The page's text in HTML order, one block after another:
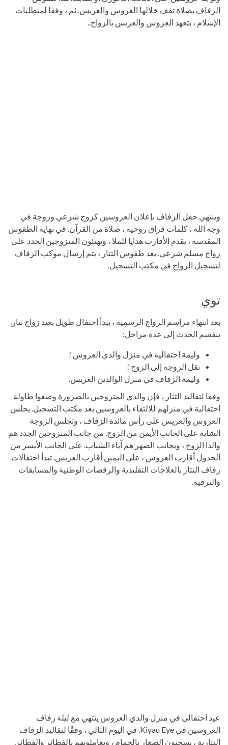
الزفاف بصلاة تقف خلالها العروس والعريس. ثم ، وفقا لمتطلبات
الإسلام ، يتعهد العروس والعريس بالزواج..
وينتهي حفل الزفاف بإعلان العروسين كزوج شرعي وزوجة في
وجه الله ، كلمات فراق روحية ، صلاة من القرآن. في نهاية الطقوس
المقدسة ، يقدم الأقارب هدايا للملا ، ويهنئون المتزوجين الجدد على
زواج مسلم شرعي. بعد طقوس التتار ، يتم إرسال موكب الزفاف
لتسجيل الزواج في مكتب التسجيل.
توي
بعد انتهاء مراسم الزواج الرسمية ، يبدأ احتفال طويل بعيد زواج تتار.
ينقسم الحدث إلى عدة مراحل:
وليمة احتفالية في منزل والدي العروس ؛
نقل الزوجة إلى الزوج ؛
وليمة الزفاف في منزل الوالدين العريس.
وفقا لتقاليد التتار ، فإن والدي المتزوجين بالضرورة وضعوا طاولة
احتفالية في منزلهم للالتقاء بالعروسين بعد مكتب التسجيل. يجلس
العروس والعريس على رأس مائدة الزفاف ، وتجلس الزوجة
الشابة على الجانب الأيمن من الزوج. من جانب المتزوجين الجدد هم
والدا الزوج ، وبجانب الصهر هم آباء الشباب. على الجانب الأيسر من
الجدول أقارب العروس ، على اليمين أقارب العريس. تبدأ احتفالات
زفاف التتار بالعلاجات التقليدية والرقصات الوطنية والمسابقات
والترفيه.
عيد احتفالي في منزل والدي العروس ينتهي مع ليلة زفاف
العروسين في Kiyau Eye. في اليوم التالي ، وفقًا لتقاليد الزفاف
التتارية ، يسخنون الصغار بالحمام ، ويعاملونهم بالفطائر والفطائر.